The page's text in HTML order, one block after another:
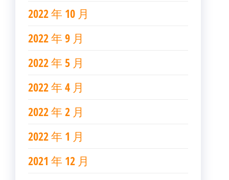
2022 年 10 月
2022 年 9 月
2022 年 5 月
2022 年 4 月
2022 年 2 月
2022 年 1 月
2021 年 12 月